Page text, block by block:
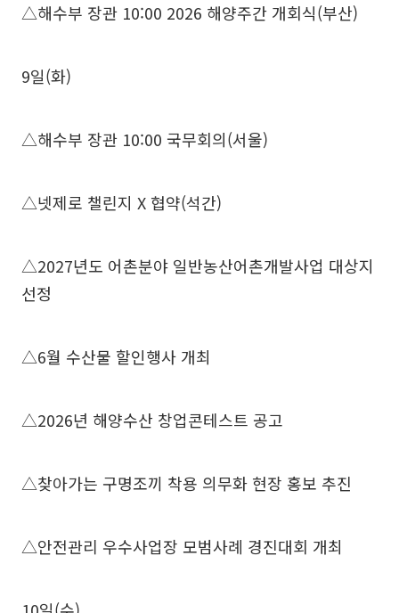
△해수부 장관 10:00 2026 해양주간 개회식(부산)
9일(화)
△해수부 장관 10:00 국무회의(서울)
△넷제로 챌린지 X 협약(석간)
△2027년도 어촌분야 일반농산어촌개발사업 대상지
선정
△6월 수산물 할인행사 개최
△2026년 해양수산 창업콘테스트 공고
△찾아가는 구명조끼 착용 의무화 현장 홍보 추진
△안전관리 우수사업장 모범사례 경진대회 개최